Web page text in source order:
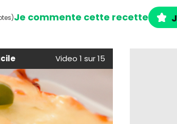
Je commente cette recette
Video 1 sur 15